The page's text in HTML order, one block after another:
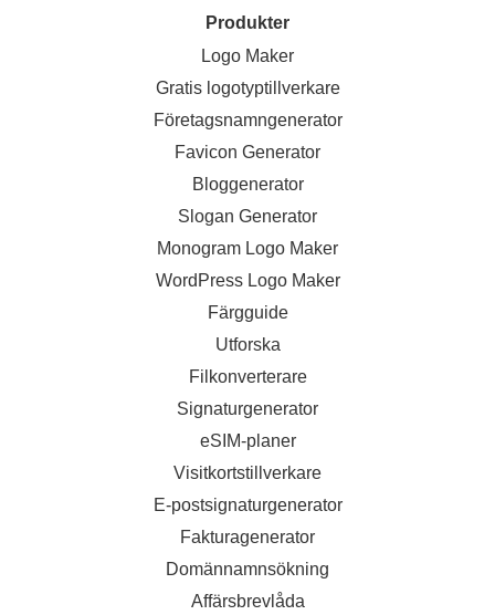
Produkter
Logo Maker
Gratis logotyptillverkare
Företagsnamngenerator
Favicon Generator
Bloggenerator
Slogan Generator
Monogram Logo Maker
WordPress Logo Maker
Färgguide
Utforska
Filkonverterare
Signaturgenerator
eSIM-planer
Visitkortstillverkare
E-postsignaturgenerator
Fakturagenerator
Domännamnsökning
Affärsbrevlåda